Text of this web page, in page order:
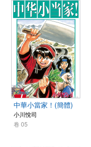
中華小當家！(簡體)
小川悅司
卷 05